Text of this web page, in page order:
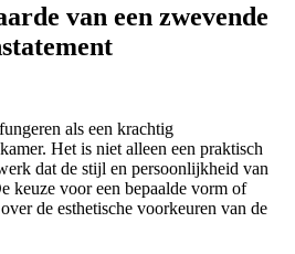
van een zwevende
als een krachtig
Het is niet alleen een praktisch
dat de stijl en persoonlijkheid van
keuze voor een bepaalde vorm of
de esthetische voorkeuren van de